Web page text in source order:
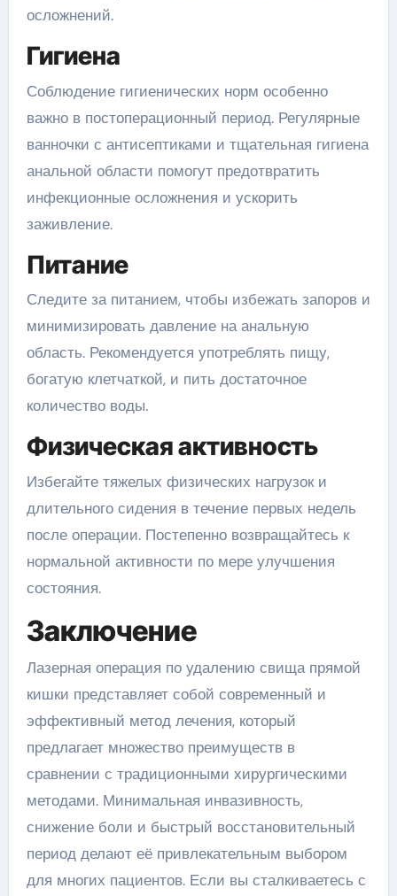
осложнений.
Гигиена
Соблюдение гигиенических норм особенно
важно в постоперационный период. Регулярные
ванночки с антисептиками и тщательная гигиена
анальной области помогут предотвратить
инфекционные осложнения и ускорить
заживление.
Питание
Следите за питанием, чтобы избежать запоров и
минимизировать давление на анальную
область. Рекомендуется употреблять пищу,
богатую клетчаткой, и пить достаточное
количество воды.
Физическая активность
Избегайте тяжелых физических нагрузок и
длительного сидения в течение первых недель
после операции. Постепенно возвращайтесь к
нормальной активности по мере улучшения
состояния.
Заключение
Лазерная операция по удалению свища прямой
кишки представляет собой современный и
эффективный метод лечения, который
предлагает множество преимуществ в
сравнении с традиционными хирургическими
методами. Минимальная инвазивность,
снижение боли и быстрый восстановительный
период делают её привлекательным выбором
для многих пациентов. Если вы сталкиваетесь с